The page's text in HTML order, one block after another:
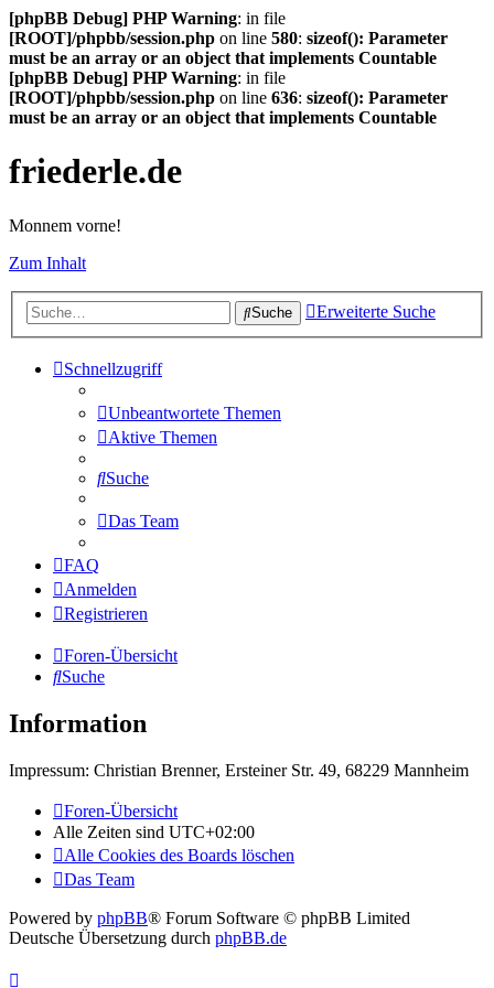
[phpBB Debug] PHP Warning: in file
[ROOT]/phpbb/session.php on line 580: sizeof(): Parameter
must be an array or an object that implements Countable
[phpBB Debug] PHP Warning: in file
[ROOT]/phpbb/session.php on line 636: sizeof(): Parameter
must be an array or an object that implements Countable
friederle.de
Monnem vorne!
Zum Inhalt
Suche Erweiterte Suche
Schnellzugriff
Unbeantwortete Themen
Aktive Themen
Suche
Das Team
FAQ
Anmelden
Registrieren
Foren-Übersicht
Suche
Information
Impressum: Christian Brenner, Ersteiner Str. 49, 68229 Mannheim
Foren-Übersicht
Alle Zeiten sind UTC+02:00
Alle Cookies des Boards löschen
Das Team
Powered by phpBB® Forum Software © phpBB Limited
Deutsche Übersetzung durch phpBB.de